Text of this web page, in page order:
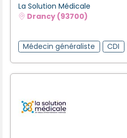
La Solution Médicale
Drancy (93700)
Médecin généraliste CDI